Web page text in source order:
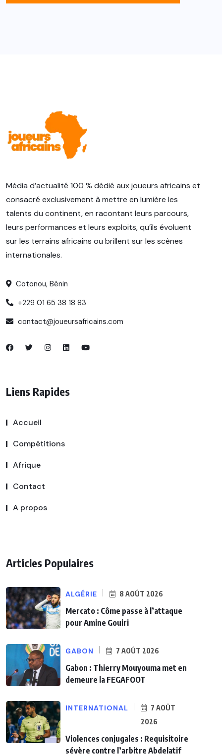
Média d’actualité 100 % dédié aux joueurs africains et
consacré exclusivement à mettre en lumière les
talents du continent, en racontant leurs parcours,
leurs performances et leurs exploits, qu’ils évoluent
sur les terrains africains ou brillent sur les scènes
internationales.
Cotonou, Bénin
+229 01 65 38 18 83
contact@joueursafricains.com
Liens Rapides
Accueil
Compétitions
Afrique
Contact
A propos
Articles Populaires
ALGÉRIE 8 AOÛT 2026
Mercato : Côme passe à l’attaque
pour Amine Gouiri
GABON 7 AOÛT 2026
Gabon : Thierry Mouyouma met en
demeure la FEGAFOOT
INTERNATIONAL
7 AOÛT
2026
Violences conjugales : Requisitoire
sévère contre l’arbitre Abdelatif